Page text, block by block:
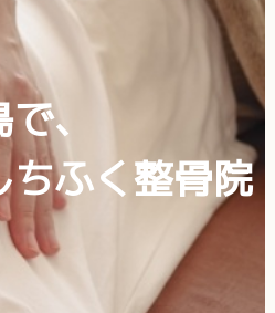
、
ふく整骨院